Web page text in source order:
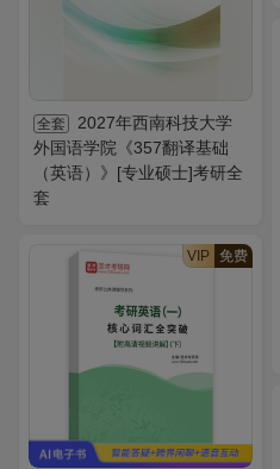
全套
2027年西南科技大学
外国语学院《357翻译基础
（英语）》[专业硕士]考研全
套
VIP 免费